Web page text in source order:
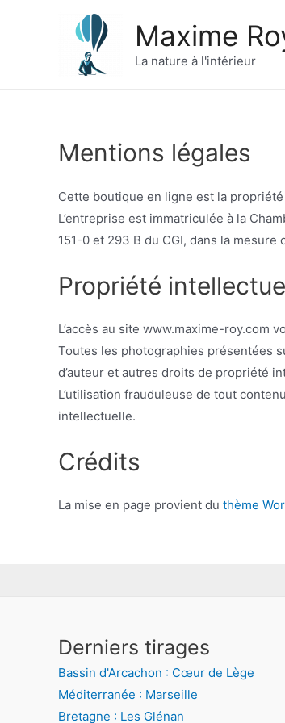
Maxime
La nature à l'intérieur
Mentions légales
Cette boutique en ligne est la propriété
L’entreprise est immatriculée à la
151-0 et 293 B du CGI, dans la
Propriété
L’accès au site www.maxime-roy.com
Toutes les photographies présentées
d’auteur et autres droits de propriété
L’utilisation frauduleuse de tout
intellectuelle.
Crédits
La mise en page provient du thème
Derniers tirages
Bassin d'Arcachon : Cœur de Lège
Méditerranée : Marseille
Bretagne : Les Glénan